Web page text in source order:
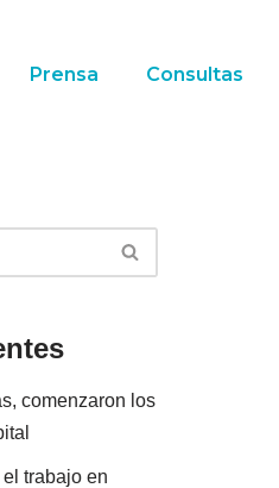
Prensa Consultas
comenzaron los
trabajo en